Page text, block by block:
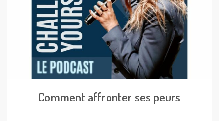
Comment affronter ses peurs